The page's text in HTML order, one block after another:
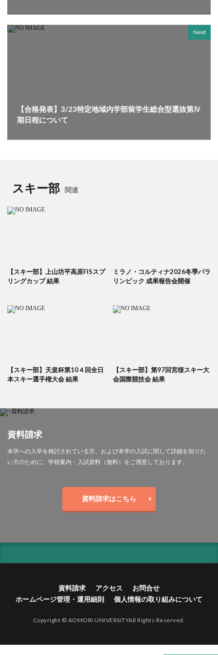
Next
【合格発表】3/23特定地域内学部留学生総合型選抜第Ⅳ
期日程について
スキー部 関連
【スキー部】上山坊平高原FISスプ
リングカップ 結果
ミラノ・コルティナ2026冬季パラ
リンピック 成果報告会開催
【スキー部】天皇杯第10４回全日
本スキー選手権大会 結果
【スキー部】第97回宮様スキー大
会国際競技会 結果
資料請求
本学への入学を検討されている方、および本学の入試に関して詳細を知りた
い方のために、学校案内・入試資料（無料）をご用意しております。
資料請求はこちら
資料請求 アクセス
お問合せ
ホームページ管理・運用細則
個人情報の取り組みについて
Copyright © AOMORI UNIVERSITYAll Rights Reserved.